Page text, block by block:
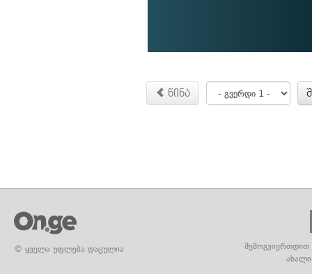
წინა
© ყველა უფლება დაცულია
შემოგვიერთდით
ახალი